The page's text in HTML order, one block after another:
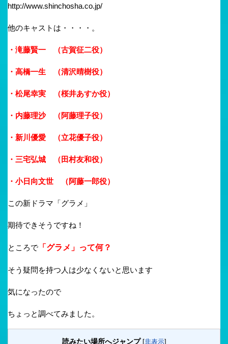
http://www.shinchosha.co.jp/
他のキャストは・・・・。
・滝藤賢一 （古賀征二役）
・高橋一生 （清沢晴樹役）
・松尾幸実 （桜井あすか役）
・内藤理沙 （阿藤理子役）
・新川優愛 （立花優子役）
・三宅弘城 （田村友和役）
・小日向文世 （阿藤一郎役）
この新ドラマ「グラメ」
期待できそうですね！
ところで 「グラメ」って何？
そう疑問を持つ人は少なくないと思います
気になったので
ちょっと調べてみました。
読みたい場所へジャンプ [非表示]